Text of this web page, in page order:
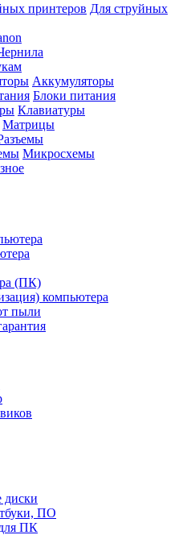
Для струйных
Аккумуляторы
Блоки питания
Клавиатуры
Матрицы
Микросхемы
(ПК)
компьютера
пыли
диски
ПО
ПК